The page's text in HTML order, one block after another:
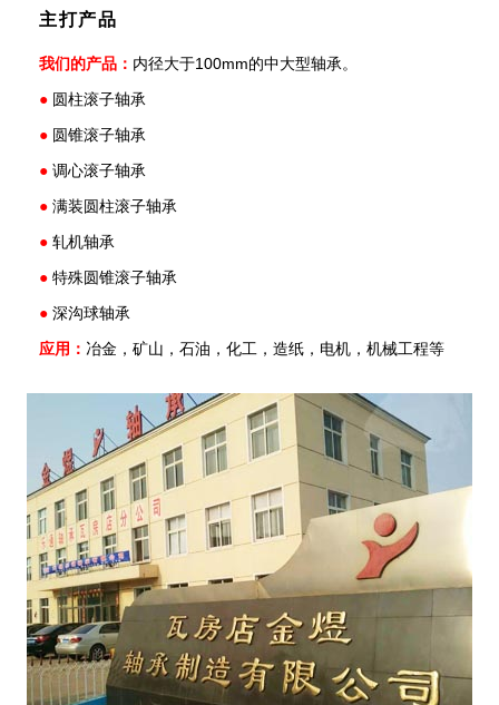
主打产品
我们的产品： 内径大于100mm的中大型轴承。
● 圆柱滚子轴承
● 圆锥滚子轴承
● 调心滚子轴承
● 满装圆柱滚子轴承
● 轧机轴承
● 特殊圆锥滚子轴承
● 深沟球轴承
应用： 冶金，矿山，石油，化工，造纸，电机，机械工程等